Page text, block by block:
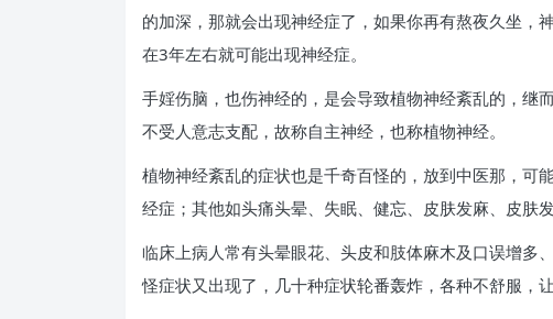
的加深，那就会出现神经症了，如果你再有熬夜久坐，
在3年左右就可能出现神经症。
手婬伤脑，也伤神经的，是会导致植物神经紊乱的，继
不受人意志支配，故称自主神经，也称植物神经。
植物神经紊乱的症状也是千奇百怪的，放到中医那，可
经症；其他如头痛头晕、失眠、健忘、皮肤发麻、皮肤
临床上病人常有头晕眼花、头皮和肢体麻木及口误增多
怪症状又出现了，几十种症状轮番轰炸，各种不舒服，